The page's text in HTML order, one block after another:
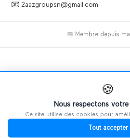
📧 2aazgroupsn@gmail.com
📅 Membre depuis
📝
Ce profil n'a pas encore
🍪
Nous respectons
Ce site utilise des cookies pour
Tout accepter